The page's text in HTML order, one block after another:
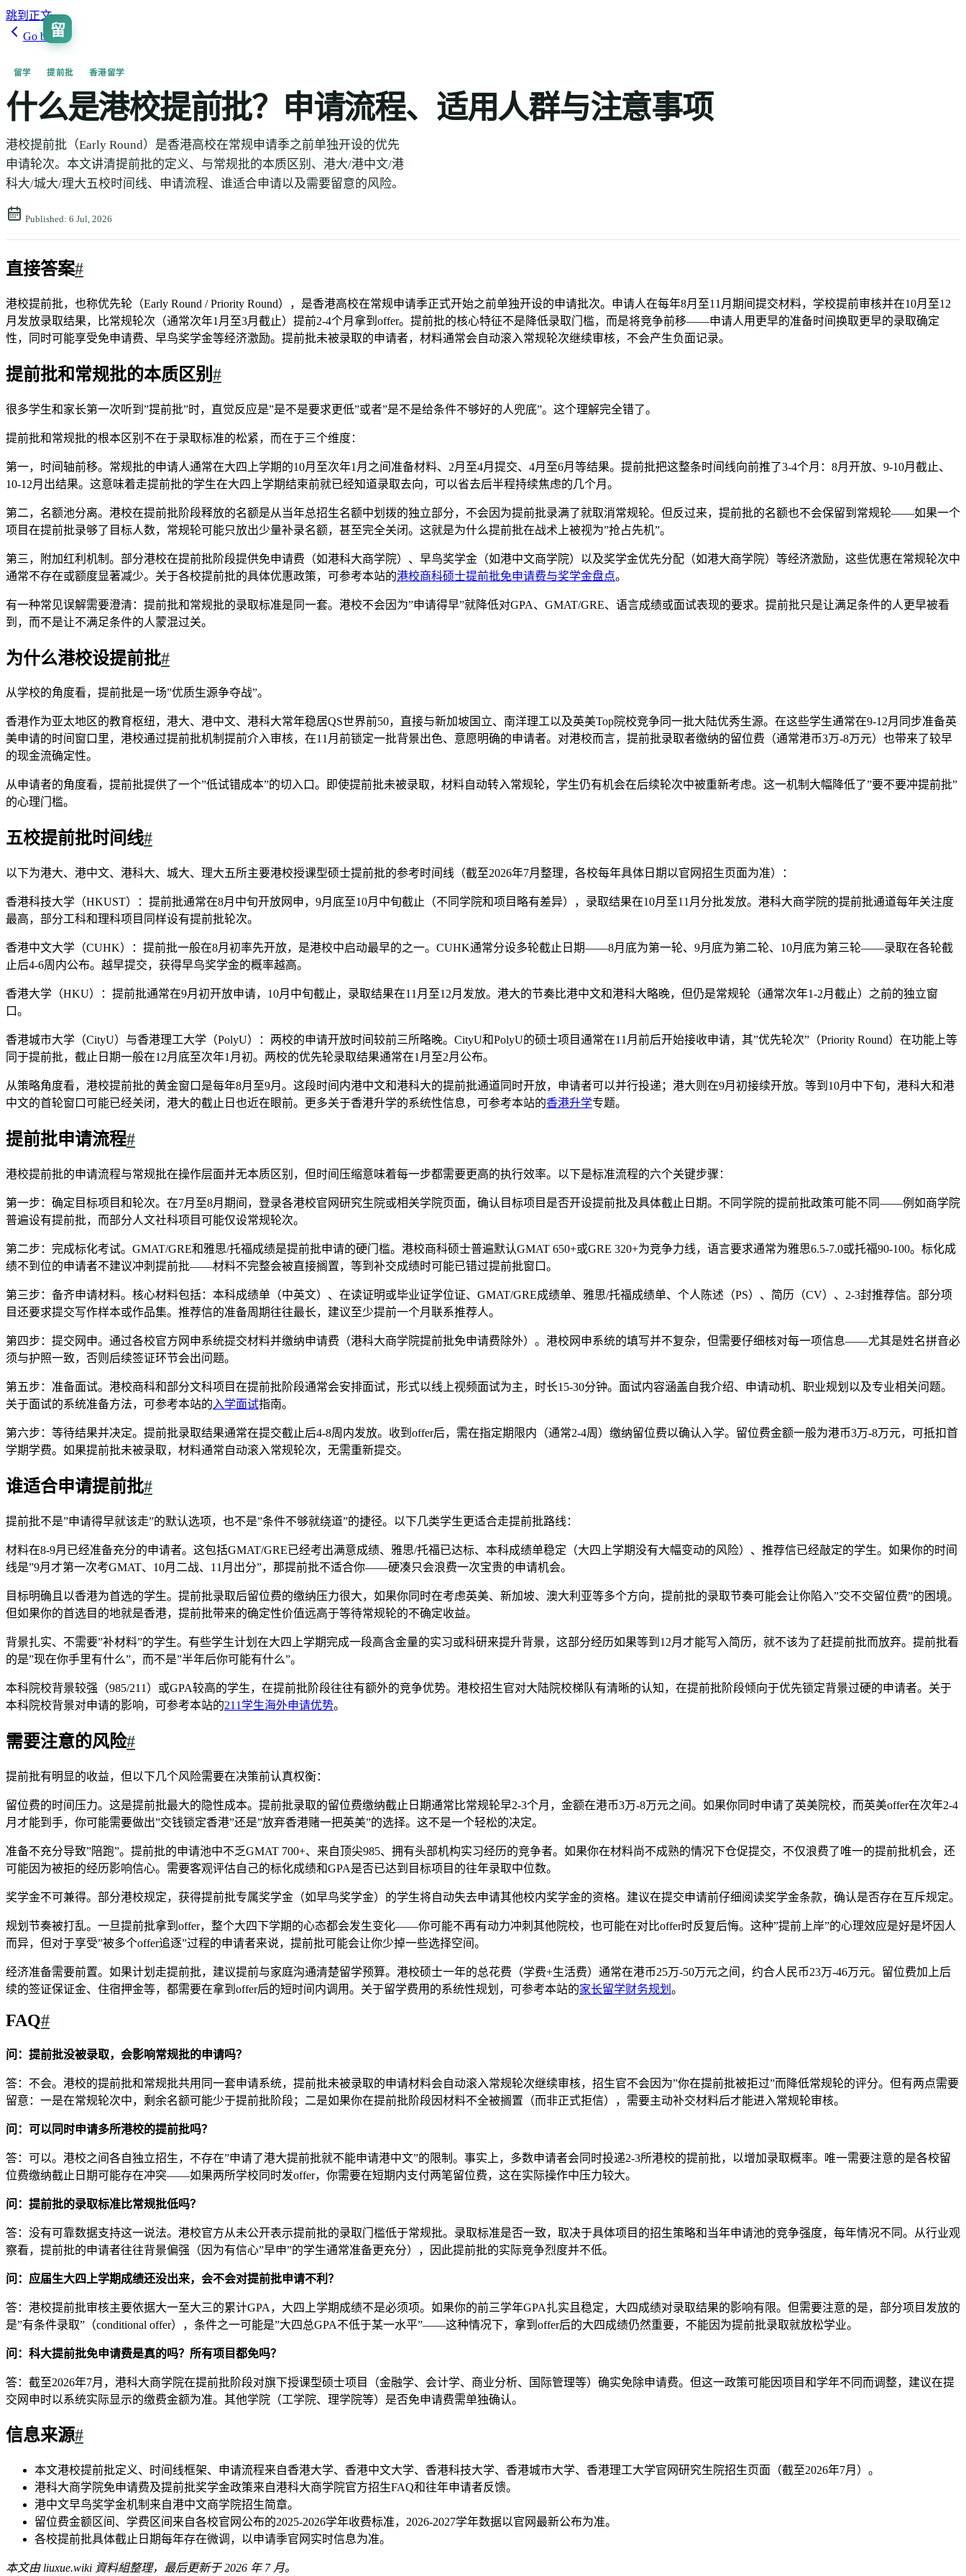
跳到正文
留
Go back
留学 提前批 香港留学
什么是港校提前批？申请流程、适用人群与注意事项
港校提前批（Early Round）是香港高校在常规申请季之前单独开设的优先
申请轮次。本文讲清提前批的定义、与常规批的本质区别、港大/港中文/港
科大/城大/理大五校时间线、申请流程、谁适合申请以及需要留意的风险。
Published: 6 Jul, 2026·
直接答案#
港校提前批，也称优先轮（Early Round / Priority Round），是香港高校在常规申请季正式开始之前单独开设的申请批次。申请人在每年8月至11月期间提交材料，学校提前审核并在10月至12
月发放录取结果，比常规轮次（通常次年1月至3月截止）提前2-4个月拿到offer。提前批的核心特征不是降低录取门槛，而是将竞争前移——申请人用更早的准备时间换取更早的录取确定
性，同时可能享受免申请费、早鸟奖学金等经济激励。提前批未被录取的申请者，材料通常会自动滚入常规轮次继续审核，不会产生负面记录。
提前批和常规批的本质区别 #
很多学生和家长第一次听到”提前批”时，直觉反应是”是不是要求更低”或者”是不是给条件不够好的人兜底”。这个理解完全错了。
提前批和常规批的根本区别不在于录取标准的松紧，而在于三个维度：
第一，时间轴前移。常规批的申请人通常在大四上学期的10月至次年1月之间准备材料、2月至4月提交、4月至6月等结果。提前批把这整条时间线向前推了3-4个月：8月开放、9-10月截止、
10-12月出结果。这意味着走提前批的学生在大四上学期结束前就已经知道录取去向，可以省去后半程持续焦虑的几个月。
第二，名额池分离。港校在提前批阶段释放的名额是从当年总招生名额中划拨的独立部分，不会因为提前批录满了就取消常规轮。但反过来，提前批的名额也不会保留到常规轮——如果一个
项目在提前批录够了目标人数，常规轮可能只放出少量补录名额，甚至完全关闭。这就是为什么提前批在战术上被视为”抢占先机”。
第三，附加红利机制。部分港校在提前批阶段提供免申请费（如港科大商学院）、早鸟奖学金（如港中文商学院）以及奖学金优先分配（如港大商学院）等经济激励，这些优惠在常规轮次中
通常不存在或额度显著减少。关于各校提前批的具体优惠政策，可参考本站的港校商科硕士提前批免申请费与奖学金盘点。
有一种常见误解需要澄清：提前批和常规批的录取标准是同一套。港校不会因为”申请得早”就降低对GPA、GMAT/GRE、语言成绩或面试表现的要求。提前批只是让满足条件的人更早被看
到，而不是让不满足条件的人蒙混过关。
为什么港校设提前批#
从学校的角度看，提前批是一场”优质生源争夺战”。
香港作为亚太地区的教育枢纽，港大、港中文、港科大常年稳居QS世界前50，直接与新加坡国立、南洋理工以及英美Top院校竞争同一批大陆优秀生源。在这些学生通常在9-12月同步准备英
美申请的时间窗口里，港校通过提前批机制提前介入审核，在11月前锁定一批背景出色、意愿明确的申请者。对港校而言，提前批录取者缴纳的留位费（通常港币3万-8万元）也带来了较早
的现金流确定性。
从申请者的角度看，提前批提供了一个”低试错成本”的切入口。即使提前批未被录取，材料自动转入常规轮，学生仍有机会在后续轮次中被重新考虑。这一机制大幅降低了”要不要冲提前批”
的心理门槛。
五校提前批时间线#
以下为港大、港中文、港科大、城大、理大五所主要港校授课型硕士提前批的参考时间线（截至2026年7月整理，各校每年具体日期以官网招生页面为准）：
香港科技大学（HKUST）：提前批通常在8月中旬开放网申，9月底至10月中旬截止（不同学院和项目略有差异），录取结果在10月至11月分批发放。港科大商学院的提前批通道每年关注度
最高，部分工科和理科项目同样设有提前批轮次。
香港中文大学（CUHK）：提前批一般在8月初率先开放，是港校中启动最早的之一。CUHK通常分设多轮截止日期——8月底为第一轮、9月底为第二轮、10月底为第三轮——录取在各轮截
止后4-6周内公布。越早提交，获得早鸟奖学金的概率越高。
香港大学（HKU）：提前批通常在9月初开放申请，10月中旬截止，录取结果在11月至12月发放。港大的节奏比港中文和港科大略晚，但仍是常规轮（通常次年1-2月截止）之前的独立窗
口。
香港城市大学（CityU）与香港理工大学（PolyU）：两校的申请开放时间较前三所略晚。CityU和PolyU的硕士项目通常在11月前后开始接收申请，其”优先轮次”（Priority Round）在功能上等
同于提前批，截止日期一般在12月底至次年1月初。两校的优先轮录取结果通常在1月至2月公布。
从策略角度看，港校提前批的黄金窗口是每年8月至9月。这段时间内港中文和港科大的提前批通道同时开放，申请者可以并行投递；港大则在9月初接续开放。等到10月中下旬，港科大和港
中文的首轮窗口可能已经关闭，港大的截止日也近在眼前。更多关于香港升学的系统性信息，可参考本站的香港升学专题。
提前批申请流程#
港校提前批的申请流程与常规批在操作层面并无本质区别，但时间压缩意味着每一步都需要更高的执行效率。以下是标准流程的六个关键步骤：
第一步：确定目标项目和轮次。在7月至8月期间，登录各港校官网研究生院或相关学院页面，确认目标项目是否开设提前批及具体截止日期。不同学院的提前批政策可能不同——例如商学院
普遍设有提前批，而部分人文社科项目可能仅设常规轮次。
第二步：完成标化考试。GMAT/GRE和雅思/托福成绩是提前批申请的硬门槛。港校商科硕士普遍默认GMAT 650+或GRE 320+为竞争力线，语言要求通常为雅思6.5-7.0或托福90-100。标化成
绩不到位的申请者不建议冲刺提前批——材料不完整会被直接搁置，等到补交成绩时可能已错过提前批窗口。
第三步：备齐申请材料。核心材料包括：本科成绩单（中英文）、在读证明或毕业证学位证、GMAT/GRE成绩单、雅思/托福成绩单、个人陈述（PS）、简历（CV）、2-3封推荐信。部分项
目还要求提交写作样本或作品集。推荐信的准备周期往往最长，建议至少提前一个月联系推荐人。
第四步：提交网申。通过各校官方网申系统提交材料并缴纳申请费（港科大商学院提前批免申请费除外）。港校网申系统的填写并不复杂，但需要仔细核对每一项信息——尤其是姓名拼音必
须与护照一致，否则后续签证环节会出问题。
第五步：准备面试。港校商科和部分文科项目在提前批阶段通常会安排面试，形式以线上视频面试为主，时长15-30分钟。面试内容涵盖自我介绍、申请动机、职业规划以及专业相关问题。
关于面试的系统准备方法，可参考本站的 入学面试指南。
第六步：等待结果并决定。提前批录取结果通常在提交截止后4-8周内发放。收到offer后，需在指定期限内（通常2-4周）缴纳留位费以确认入学。留位费金额一般为港币3万-8万元，可抵扣首
学期学费。如果提前批未被录取，材料通常自动滚入常规轮次，无需重新提交。
谁适合申请提前批#
提前批不是”申请得早就该走”的默认选项，也不是”条件不够就绕道”的捷径。以下几类学生更适合走提前批路线：
材料在8-9月已经准备充分的申请者。这包括GMAT/GRE已经考出满意成绩、雅思/托福已达标、本科成绩单稳定（大四上学期没有大幅变动的风险）、推荐信已经敲定的学生。如果你的时间
线是”9月才第一次考GMAT、10月二战、11月出分”，那提前批不适合你——硬凑只会浪费一次宝贵的申请机会。
目标明确且以香港为首选的学生。提前批录取后留位费的缴纳压力很大，如果你同时在考虑英美、新加坡、澳大利亚等多个方向，提前批的录取节奏可能会让你陷入”交不交留位费”的困境。
但如果你的首选目的地就是香港，提前批带来的确定性价值远高于等待常规轮的不确定收益。
背景扎实、不需要”补材料”的学生。有些学生计划在大四上学期完成一段高含金量的实习或科研来提升背景，这部分经历如果等到12月才能写入简历，就不该为了赶提前批而放弃。提前批看
的是”现在你手里有什么”，而不是”半年后你可能有什么”。
本科院校背景较强（985/211）或GPA较高的学生，在提前批阶段往往有额外的竞争优势。港校招生官对大陆院校梯队有清晰的认知，在提前批阶段倾向于优先锁定背景过硬的申请者。关于
本科院校背景对申请的影响，可参考本站的211学生海外申请优势。
需要注意的风险#
提前批有明显的收益，但以下几个风险需要在决策前认真权衡：
留位费的时间压力。这是提前批最大的隐性成本。提前批录取的留位费缴纳截止日期通常比常规轮早2-3个月，金额在港币3万-8万元之间。如果你同时申请了英美院校，而英美offer在次年2-4
月才能到手，你可能需要做出”交钱锁定香港”还是”放弃香港赌一把英美”的选择。这不是一个轻松的决定。
准备不充分导致”陪跑”。提前批的申请池中不乏GMAT 700+、来自顶尖985、拥有头部机构实习经历的竞争者。如果你在材料尚不成熟的情况下仓促提交，不仅浪费了唯一的提前批机会，还
可能因为被拒的经历影响信心。需要客观评估自己的标化成绩和GPA是否已达到目标项目的往年录取中位数。
奖学金不可兼得。部分港校规定，获得提前批专属奖学金（如早鸟奖学金）的学生将自动失去申请其他校内奖学金的资格。建议在提交申请前仔细阅读奖学金条款，确认是否存在互斥规定。
规划节奏被打乱。一旦提前批拿到offer，整个大四下学期的心态都会发生变化——你可能不再有动力冲刺其他院校，也可能在对比offer时反复后悔。这种”提前上岸”的心理效应是好是坏因人
而异，但对于享受”被多个offer追逐”过程的申请者来说，提前批可能会让你少掉一些选择空间。
经济准备需要前置。如果计划走提前批，建议提前与家庭沟通清楚留学预算。港校硕士一年的总花费（学费+生活费）通常在港币25万-50万元之间，约合人民币23万-46万元。留位费加上后
续的签证保证金、住宿押金等，都需要在拿到offer后的短时间内调用。关于留学费用的系统性规划，可参考本站的家长留学财务规划 。
FAQ#
问：提前批没被录取，会影响常规批的申请吗？
答：不会。港校的提前批和常规批共用同一套申请系统，提前批未被录取的申请材料会自动滚入常规轮次继续审核，招生官不会因为”你在提前批被拒过”而降低常规轮的评分。但有两点需要
留意：一是在常规轮次中，剩余名额可能少于提前批阶段；二是如果你在提前批阶段因材料不全被搁置（而非正式拒信），需要主动补交材料后才能进入常规轮审核。
问：可以同时申请多所港校的提前批吗？
答：可以。港校之间各自独立招生，不存在”申请了港大提前批就不能申请港中文”的限制。事实上，多数申请者会同时投递2-3所港校的提前批，以增加录取概率。唯一需要注意的是各校留
位费缴纳截止日期可能存在冲突——如果两所学校同时发offer，你需要在短期内支付两笔留位费，这在实际操作中压力较大。
问：提前批的录取标准比常规批低吗？
答：没有可靠数据支持这一说法。港校官方从未公开表示提前批的录取门槛低于常规批。录取标准是否一致，取决于具体项目的招生策略和当年申请池的竞争强度，每年情况不同。从行业观
察看，提前批的申请者往往背景偏强（因为有信心”早申”的学生通常准备更充分），因此提前批的实际竞争烈度并不低。
问：应届生大四上学期成绩还没出来，会不会对提前批申请不利？
答：港校提前批审核主要依据大一至大三的累计GPA，大四上学期成绩不是必须项。如果你的前三学年GPA扎实且稳定，大四成绩对录取结果的影响有限。但需要注意的是，部分项目发放的
是”有条件录取”（conditional offer），条件之一可能是”大四总GPA不低于某一水平”——这种情况下，拿到offer后的大四成绩仍然重要，不能因为提前批录取就放松学业。
问：科大提前批免申请费是真的吗？所有项目都免吗？
答：截至2026年7月，港科大商学院在提前批阶段对旗下授课型硕士项目（金融学、会计学、商业分析、国际管理等）确实免除申请费。但这一政策可能因项目和学年不同而调整，建议在提
交网申时以系统实际显示的缴费金额为准。其他学院（工学院、理学院等）是否免申请费需单独确认。
信息来源#
本文港校提前批定义、时间线框架、申请流程来自香港大学、香港中文大学、香港科技大学、香港城市大学、香港理工大学官网研究生院招生页面（截至2026年7月）。
港科大商学院免申请费及提前批奖学金政策来自港科大商学院官方招生FAQ和往年申请者反馈。
港中文早鸟奖学金机制来自港中文商学院招生简章。
留位费金额区间、学费区间来自各校官网公布的2025-2026学年收费标准，2026-2027学年数据以官网最新公布为准。
各校提前批具体截止日期每年存在微调，以申请季官网实时信息为准。
本文由 liuxue.wiki 資料組整理，最后更新于 2026 年 7 月。